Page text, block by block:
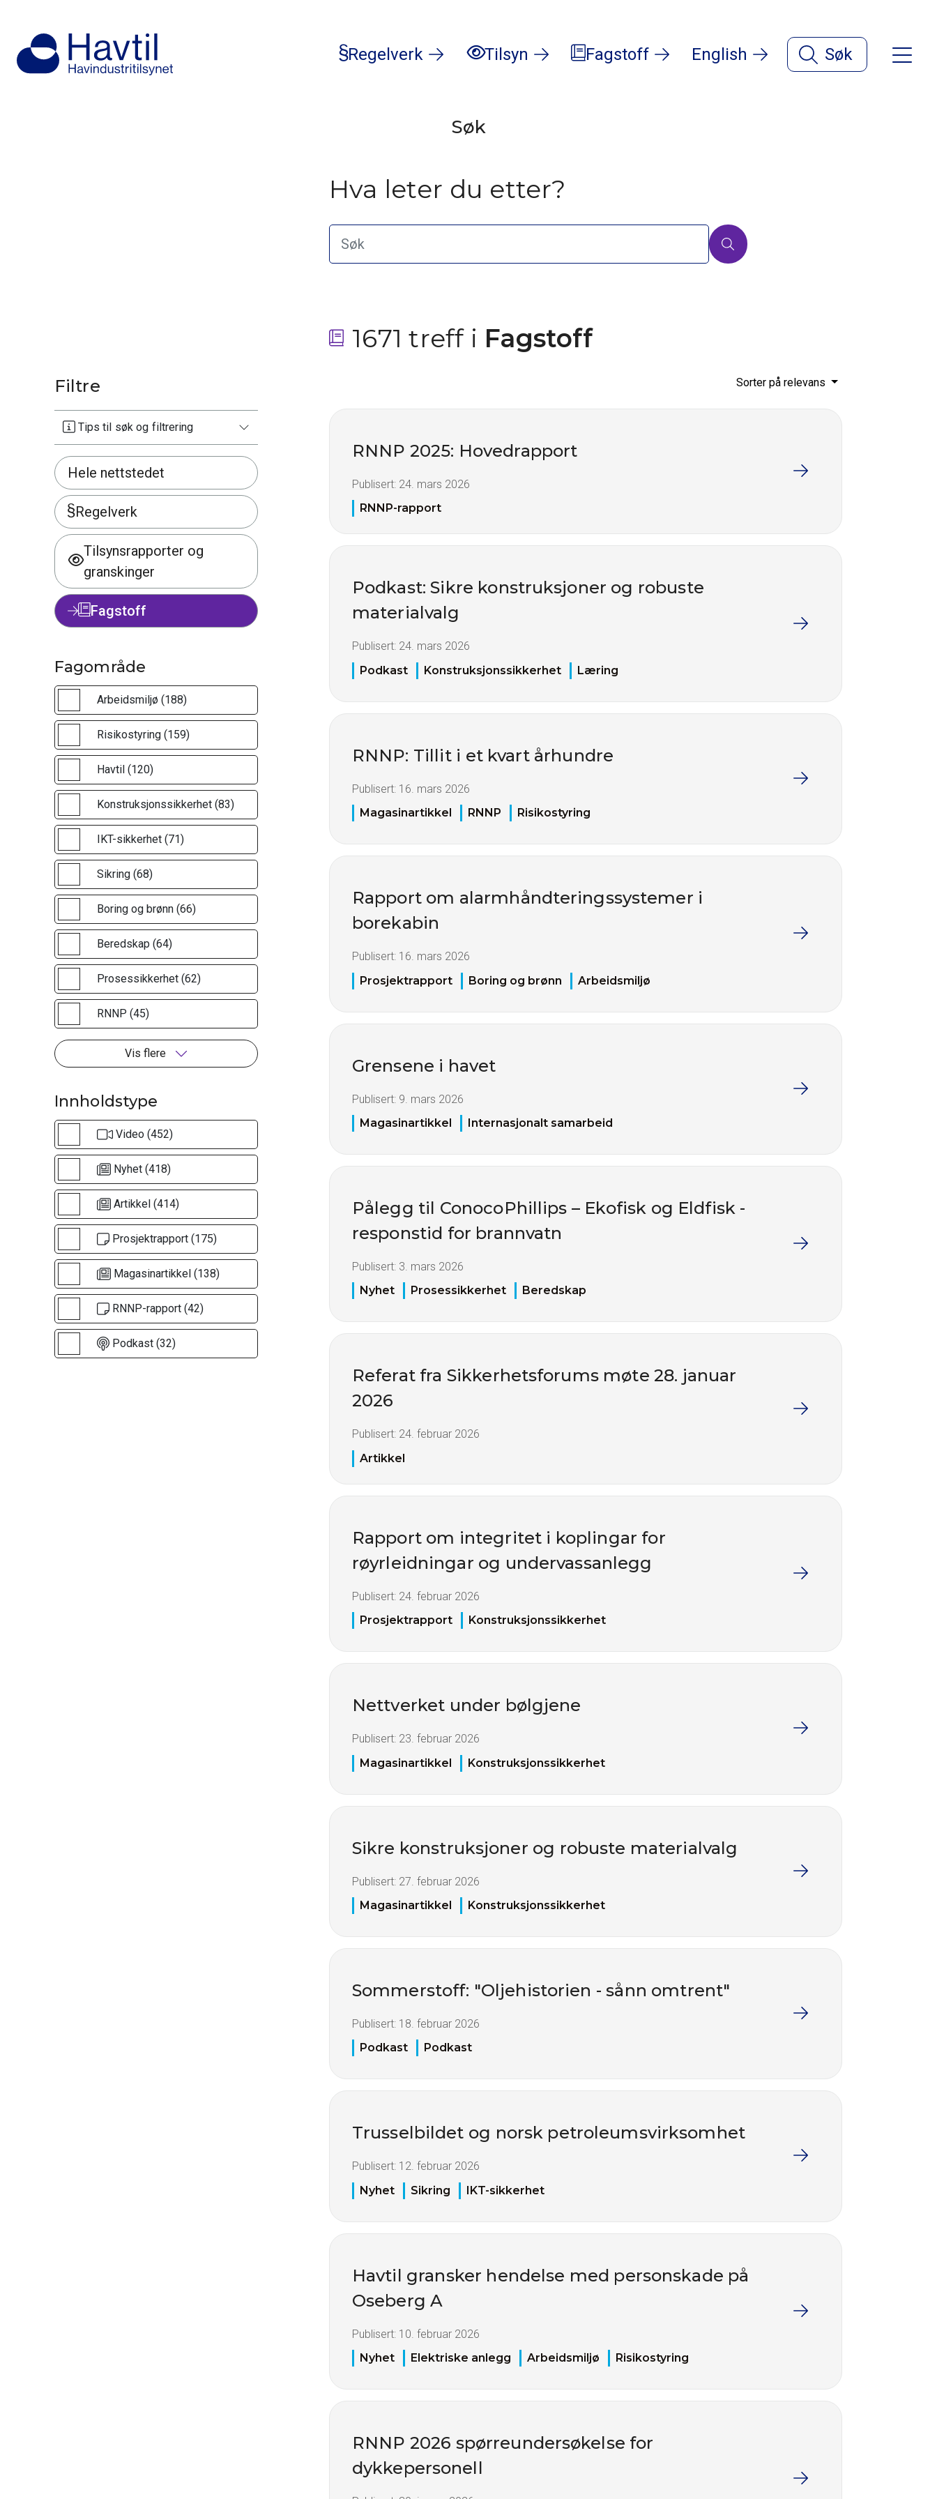
Regelverk Tilsyn Fagstoff English Søk
Søk
Hva leter du etter?
1671 treff i Fagstoff
Filtre
Tips til søk og filtrering
Hele nettstedet
Regelverk
Tilsynsrapporter og
granskinger
Fagstoff
Fagområde
Arbeidsmiljø (188)
Risikostyring (159)
Havtil (120)
Konstruksjonssikkerhet (83)
IKT-sikkerhet (71)
Sikring (68)
Boring og brønn (66)
Beredskap (64)
Prosessikkerhet (62)
RNNP (45)
Vis flere
Innholdstype
Video (452)
Nyhet (418)
Artikkel (414)
Prosjektrapport (175)
Magasinartikkel (138)
RNNP-rapport (42)
Podkast (32)
Sorter på relevans
RNNP 2025: Hovedrapport
Publisert: 24. mars 2026
RNNP-rapport
Podkast: Sikre konstruksjoner og robuste
materialvalg
Publisert: 24. mars 2026
Podkast
Konstruksjonssikkerhet Læring
RNNP: Tillit i et kvart århundre
Publisert: 16. mars 2026
Magasinartikkel
RNNP Risikostyring
Rapport om alarmhåndteringssystemer i
borekabin
Publisert: 16. mars 2026
Prosjektrapport
Boring og brønn Arbeidsmiljø
Grensene i havet
Publisert: 9. mars 2026
Magasinartikkel
Internasjonalt samarbeid
Pålegg til ConocoPhillips – Ekofisk og Eldfisk -
responstid for brannvatn
Publisert: 3. mars 2026
Nyhet
Prosessikkerhet Beredskap
Referat fra Sikkerhetsforums møte 28. januar
2026
Publisert: 24. februar 2026
Artikkel
Rapport om integritet i koplingar for
røyrleidningar og undervassanlegg
Publisert: 24. februar 2026
Prosjektrapport
Konstruksjonssikkerhet
Nettverket under bølgjene
Publisert: 23. februar 2026
Magasinartikkel
Konstruksjonssikkerhet
Sikre konstruksjoner og robuste materialvalg
Publisert: 27. februar 2026
Magasinartikkel
Konstruksjonssikkerhet
Sommerstoff: "Oljehistorien - sånn omtrent"
Publisert: 18. februar 2026
Podkast
Podkast
Trusselbildet og norsk petroleumsvirksomhet
Publisert: 12. februar 2026
Nyhet
Sikring IKT-sikkerhet
Havtil gransker hendelse med personskade på
Oseberg A
Publisert: 10. februar 2026
Nyhet
Elektriske anlegg Arbeidsmiljø Risikostyring
RNNP 2026 spørreundersøkelse for
dykkepersonell